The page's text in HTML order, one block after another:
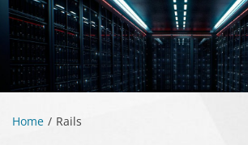
Home Rails